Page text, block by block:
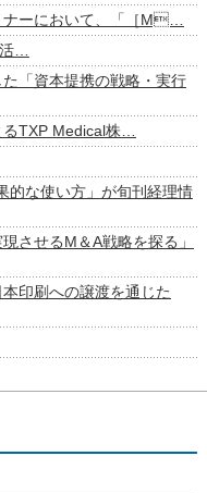
ナーにおいて、「［M…
活…
「資本提携の戦略・実行
るTXP Medical株…
的な使い方」が旬刊経理情
させるM＆A戦略を探る」
印刷への譲渡を通じた